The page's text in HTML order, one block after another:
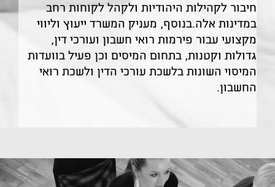
חיבור לקהילות היהודיות ולקהל לקוחות רחב
במדינות אלה.בנוסף, מעניק המשרד ייעוץ וליווי
מקצועי עבור פירמות רואי חשבון ועורכי דין,
גדולות וקטנות, בתחום המיסים וכן פעיל בוועדות
המיסוי השונות בלשכת עורכי הדין ולשכת רואי
החשבון.